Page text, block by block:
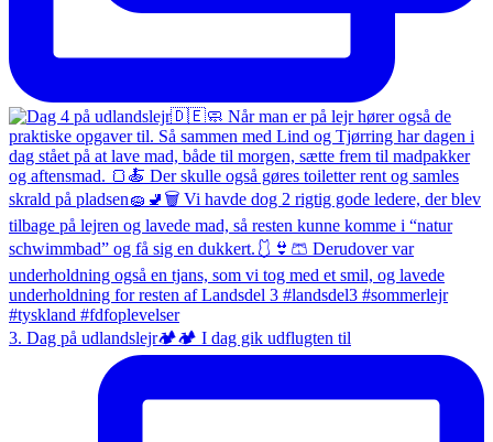
3. Dag på udlandslejr🏕️🏕️ I dag gik udflugten til